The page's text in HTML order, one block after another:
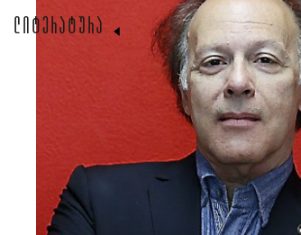
ᲚᲘᲢᲔᲠᲐᲢᲣᲠᲐ